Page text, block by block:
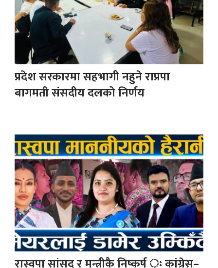
प्रदेश सरकारमा सहभागी नहुने राप्रपा
बागमती संसदीय दलको निर्णय
रास्वपा सांसद र मन्त्रीकै निष्कर्ष ः कांग्रेस–